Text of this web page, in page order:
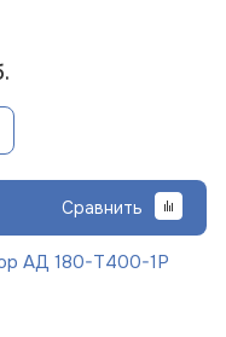
Сравнить
АД 180-Т400-1Р